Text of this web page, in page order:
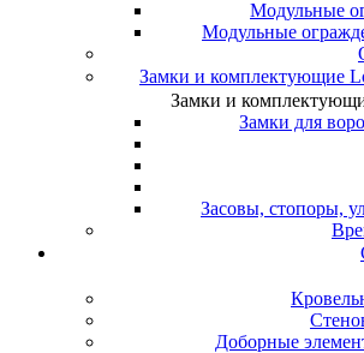
Модульные
Модульные
Замки и комплектующие
Замки и
Замки для
Засовы, стопоры,
Доборные